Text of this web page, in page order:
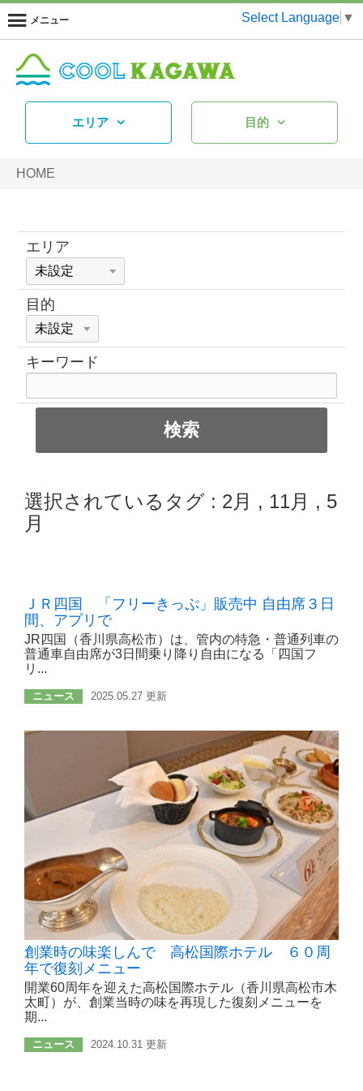
メニュー Select Language ▼
エリア 目的
HOME
エリア
目的
キーワード
選択されているタグ : 2月 , 11月 , 5
月
ＪＲ四国 「フリーきっぷ」販売中 自由席３日
間、アプリで
JR四国（香川県高松市）は、管内の特急・普通列車の
普通車自由席が3日間乗り降り自由になる「四国フ
リ...
ニュース 2025.05.27 更新
創業時の味楽しんで 高松国際ホテル ６０周
年で復刻メニュー
開業60周年を迎えた高松国際ホテル（香川県高松市木
太町）が、創業当時の味を再現した復刻メニューを
期...
ニュース 2024.10.31 更新